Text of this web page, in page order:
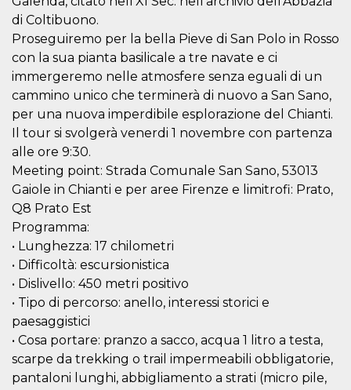
di Coltibuono.
Proseguiremo per la bella Pieve di San Polo in Rosso
con la sua pianta basilicale a tre navate e ci
immergeremo nelle atmosfere senza eguali di un
cammino unico che terminerà di nuovo a San Sano,
per una nuova imperdibile esplorazione del Chianti.
Il tour si svolgerà venerdi 1 novembre con partenza
alle ore 9:30.
Meeting point: Strada Comunale San Sano, 53013
Gaiole in Chianti e per aree Firenze e limitrofi: Prato,
Q8 Prato Est
Programma:
• Lunghezza: 17 chilometri
• Difficoltà: escursionistica
• Dislivello: 450 metri positivo
• Tipo di percorso: anello, interessi storici e
paesaggistici
• Cosa portare: pranzo a sacco, acqua 1 litro a testa,
scarpe da trekking o trail impermeabili obbligatorie,
pantaloni lunghi, abbigliamento a strati (micro pile,
CookieScriptConsent
oooh.events
Script.com
recordar las
preferencias de
consentimiento
de cookies de
los visitantes. Es
necesario que el
banner de
Script.com
funcione
correctamente.
Nombre
Tipo de
almacenamiento
fbssls_314278995690155
Almacenamiento
de sesión
wpEmojiSettingsSupports
cn_uc__
Almacenamiento
local